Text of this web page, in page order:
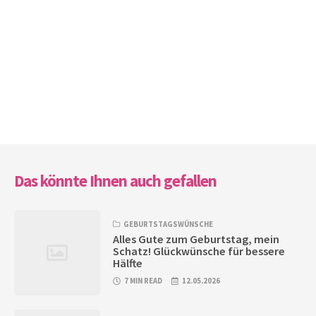
Das könnte Ihnen auch gefallen
GEBURTSTAGSWÜNSCHE
Alles Gute zum Geburtstag, mein
Schatz! Glückwünsche für bessere
Hälfte
7 MIN READ 12.05.2026